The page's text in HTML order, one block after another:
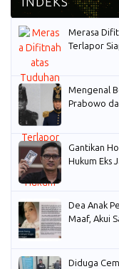
Merasa
Terlapor
Mengenal
Prabowo
Gantikan
Hukum Eks
Dea Anak
Maaf, Akui
Diduga